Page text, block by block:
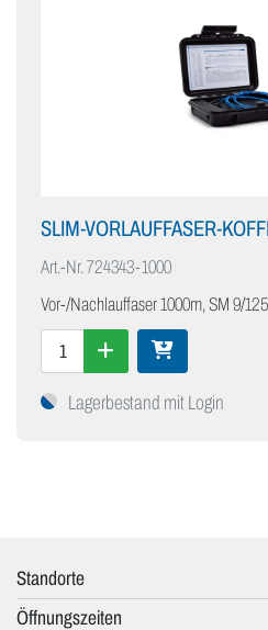
SLIM-VORLAUFFASER-
Art.-Nr.724343-1000
Vor-/Nachlauffaser 1000m, SM 9/
Lagerbestand mit Login
Standorte
Öffnungszeiten